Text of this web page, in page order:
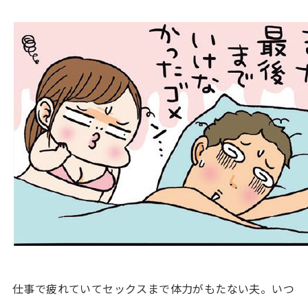
仕事で疲れていてセックスまで体力がもたない夫。いつ